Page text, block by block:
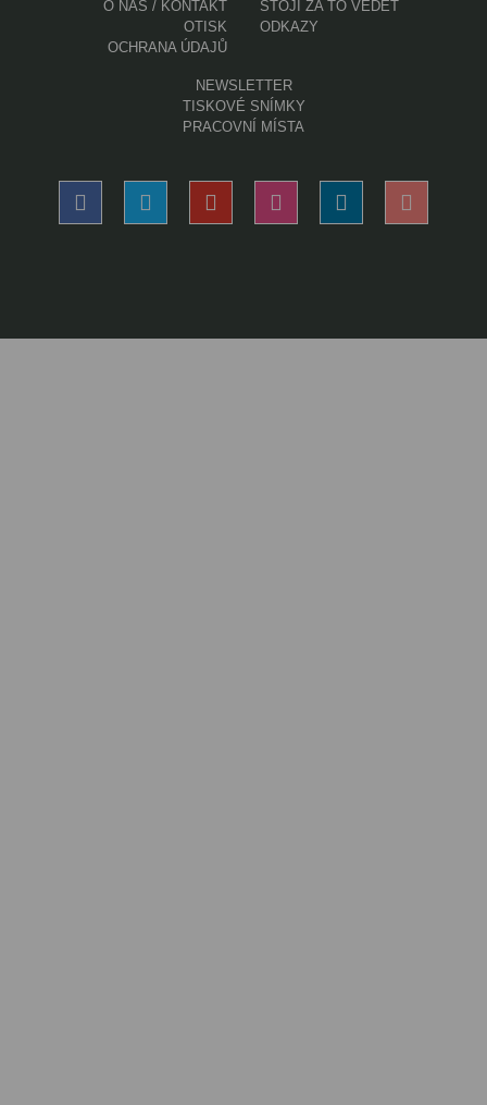
O NÁS / KONTAKT
OTISK
OCHRANA ÚDAJŮ
STOJÍ ZA TO VĚDĚT
ODKAZY
NEWSLETTER
TISKOVÉ SNÍMKY
PRACOVNÍ MÍSTA